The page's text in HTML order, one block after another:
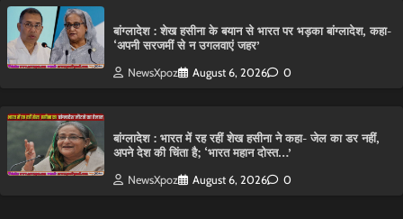
बांग्लादेश : शेख हसीना के बयान से भारत पर भड़का बांग्लादेश, कहा-
‘अपनी सरजमीं से न उगलवाएं जहर’
NewsXpoz August 6, 2026 0
बांग्लादेश : भारत में रह रहीं शेख हसीना ने कहा- जेल का डर नहीं,
अपने देश की चिंता है; ‘भारत महान दोस्त…’
NewsXpoz August 6, 2026 0